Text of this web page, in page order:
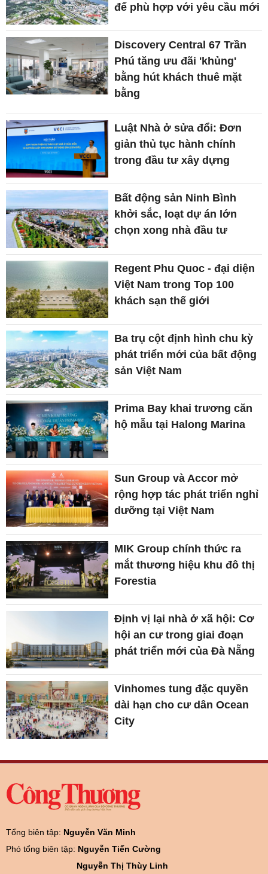
để phù hợp với yêu cầu mới
Discovery Central 67 Trần
Phú tăng ưu đãi 'khủng'
bằng hút khách thuê mặt
bằng
Luật Nhà ở sửa đổi: Đơn
giản thủ tục hành chính
trong đầu tư xây dựng
Bất động sản Ninh Bình
khởi sắc, loạt dự án lớn
chọn xong nhà đầu tư
Regent Phu Quoc - đại diện
Việt Nam trong Top 100
khách sạn thế giới
Ba trụ cột định hình chu kỳ
phát triển mới của bất động
sản Việt Nam
Prima Bay khai trương căn
hộ mẫu tại Halong Marina
Sun Group và Accor mở
rộng hợp tác phát triển nghỉ
dưỡng tại Việt Nam
MIK Group chính thức ra
mắt thương hiệu khu đô thị
Forestia
Định vị lại nhà ở xã hội: Cơ
hội an cư trong giai đoạn
phát triển mới của Đà Nẵng
Vinhomes tung đặc quyền
dài hạn cho cư dân Ocean
City
Tổng biên tập: Nguyễn Văn Minh
Phó tổng biên tập: Nguyễn Tiến Cường
Nguyễn Thị Thùy Linh